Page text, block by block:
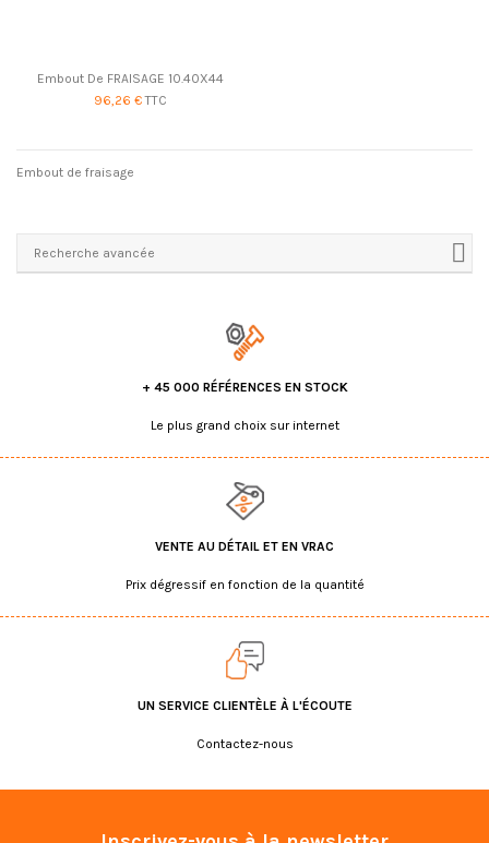
Embout De FRAISAGE 10.40X44
96,26 €TTC
Embout de fraisage
Recherche avancée
+ 45 000 RÉFÉRENCES EN STOCK
Le plus grand choix sur internet
VENTE AU DÉTAIL ET EN VRAC
Prix dégressif en fonction de la quantité
UN SERVICE CLIENTÈLE À L'ÉCOUTE
Contactez-nous